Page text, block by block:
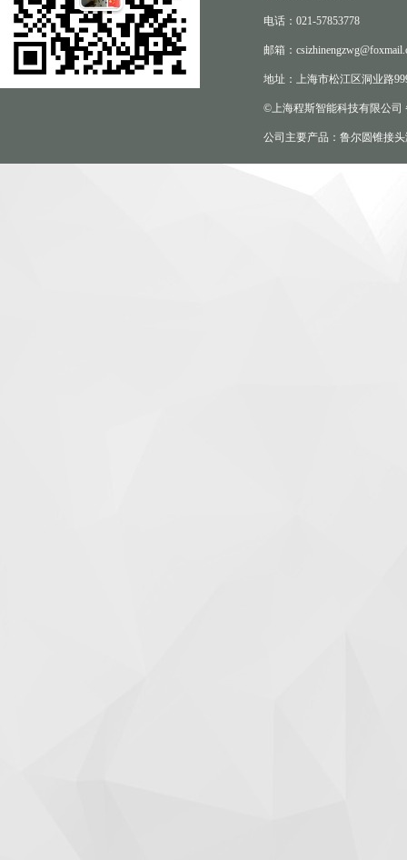
电话：021-57853778
邮箱：
地址：上海市松江区洞业路
©上海程斯智能科技有限公司
公司主要产品：鲁尔圆锥接